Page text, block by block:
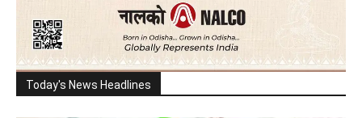
Today's News Headlines